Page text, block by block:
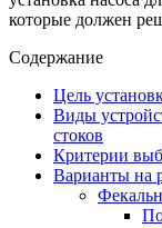
которые должен
Содержание
Цель
Виды
стоков
Критерии
Варианты на